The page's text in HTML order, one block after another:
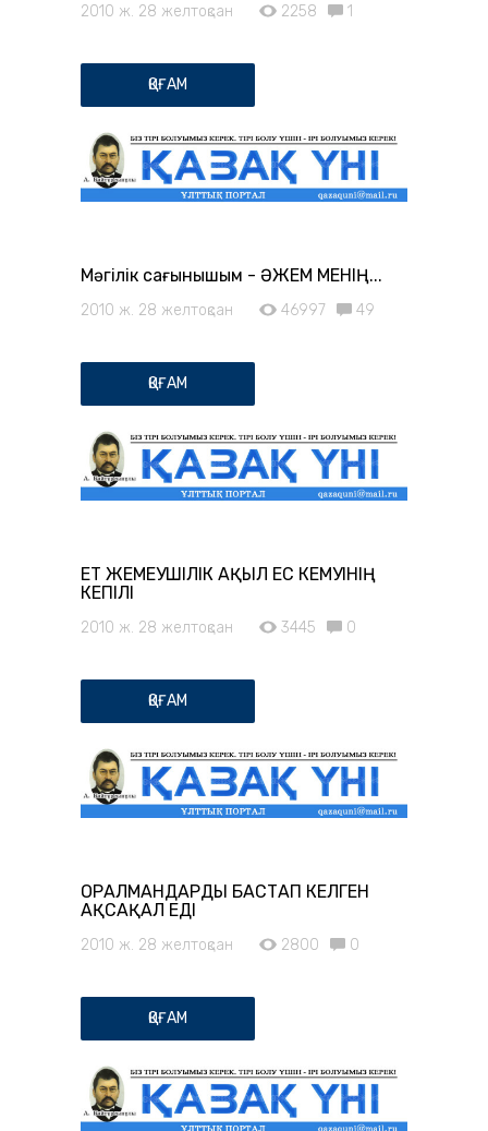
2010 ж. 28 желтоқсан 2258 1
ҚОҒАМ
Мәңгілік сағынышым - ӘЖЕМ МЕНІҢ...
2010 ж. 28 желтоқсан 46997 49
ҚОҒАМ
ЕТ ЖЕМЕУШІЛІК АҚЫЛ ЕС КЕМУІНІҢ
КЕПІЛІ
2010 ж. 28 желтоқсан 3445 0
ҚОҒАМ
ОРАЛМАНДАРДЫ БАСТАП КЕЛГЕН
АҚСАҚАЛ ЕДІ
2010 ж. 28 желтоқсан 2800 0
ҚОҒАМ